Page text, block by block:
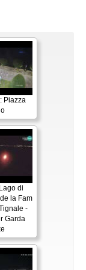
Piazza
di
la Fam
-
Garda